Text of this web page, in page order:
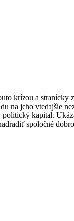
krízou a stranícky
jeho vtedajšie
kapitál.
spoločné